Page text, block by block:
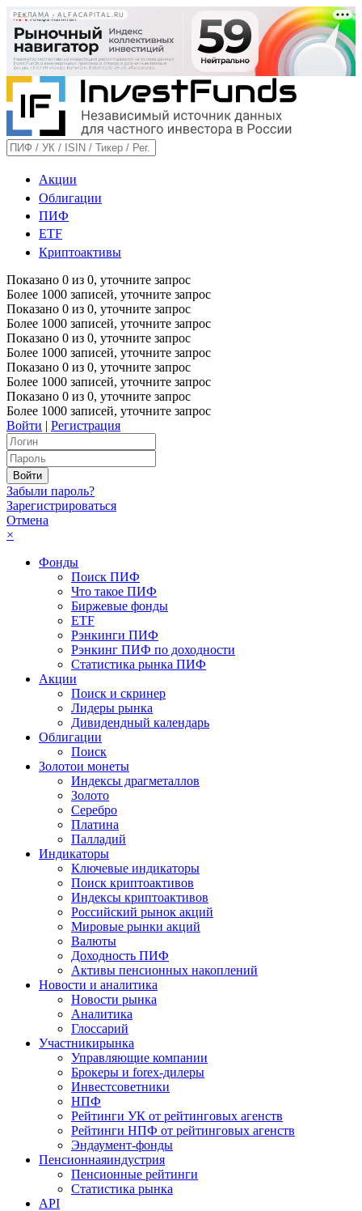
РЕКЛАМА • ALFACAPITAL.RU
Акции
Облигации
ПИФ
ETF
Криптоактивы
Показано 0 из 0, уточните запрос
Более 1000 записей, уточните запрос
Показано 0 из 0, уточните запрос
Более 1000 записей, уточните запрос
Показано 0 из 0, уточните запрос
Более 1000 записей, уточните запрос
Показано 0 из 0, уточните запрос
Более 1000 записей, уточните запрос
Показано 0 из 0, уточните запрос
Более 1000 записей, уточните запрос
Войти | Регистрация
Забыли пароль?
Зарегистрироваться
Отмена
×
Фонды
Поиск ПИФ
Что такое ПИФ
Биржевые фонды
ETF
Рэнкинги ПИФ
Рэнкинг ПИФ по доходности
Статистика рынка ПИФ
Акции
Поиск и скринер
Лидеры рынка
Дивидендный календарь
Облигации
Поиск
Золотои монеты
Индексы драгметаллов
Золото
Серебро
Платина
Палладий
Индикаторы
Ключевые индикаторы
Поиск криптоактивов
Индексы криптоактивов
Российский рынок акций
Мировые рынки акций
Валюты
Доходность ПИФ
Активы пенсионных накоплений
Новости и аналитика
Новости рынка
Аналитика
Глоссарий
Участникирынка
Управляющие компании
Брокеры и forex-дилеры
Инвестсоветники
НПФ
Рейтинги УК от рейтинговых агенств
Рейтинги НПФ от рейтинговых агенств
Эндаумент-фонды
Пенсионнаяиндустрия
Пенсионные рейтинги
Статистика рынка
API